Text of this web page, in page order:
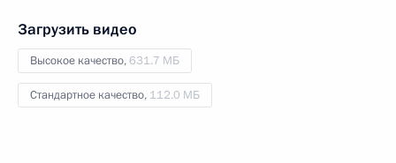
Загрузить видео
Высокое качество,631.7 МБ
Стандартное качество, 112.0 МБ